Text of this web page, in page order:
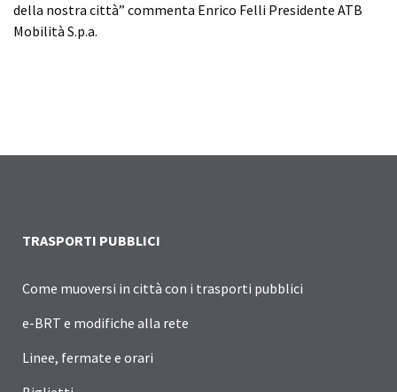
della nostra città” commenta Enrico Felli Presidente ATB
Mobilità S.p.a.
TRASPORTI PUBBLICI
Come muoversi in città con i trasporti pubblici
e-BRT e modifiche alla rete
Linee, fermate e orari